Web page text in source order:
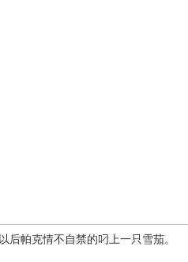
帕克情不自禁的叼上一只雪茄。